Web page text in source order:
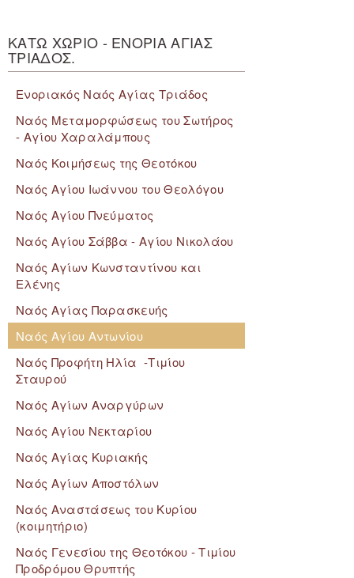
ΚΑΤΩ ΧΩΡΙΟ - ΕΝΟΡΙΑ ΑΓΙΑΣ
ΤΡΙΑΔΟΣ.
Ενοριακός Ναός Αγίας Τριάδος
Ναός Μεταμορφώσεως του Σωτήρος
- Αγίου Χαραλάμπους
Ναός Κοιμήσεως της Θεοτόκου
Ναός Αγίου Ιωάννου του Θεολόγου
Ναός Αγίου Πνεύματος
Ναός Αγίου Σάββα - Αγίου Νικολάου
Ναός Αγίων Κωνσταντίνου και
Ελένης
Ναός Αγίας Παρασκευής
Ναός Αγίου Αντωνίου
Ναός Προφήτη Ηλία -Τιμίου
Σταυρού
Ναός Αγίων Αναργύρων
Ναός Αγίου Νεκταρίου
Ναός Αγίας Κυριακής
Ναός Αγίων Αποστόλων
Ναός Αναστάσεως του Κυρίου
(κοιμητήριο)
Ναός Γενεσίου της Θεοτόκου - Τιμίου
Προδρόμου Θρυπτής